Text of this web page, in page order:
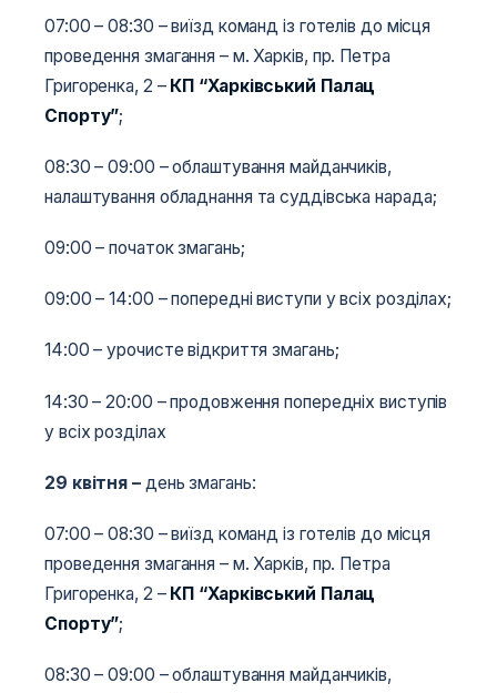
07:00 – 08:30 – виїзд команд із готелів до місця
проведення змагання – м. Харків, пр. Петра
Григоренка, 2 – КП “Харківський Палац
Спорту”;
08:30 – 09:00 – облаштування майданчиків,
налаштування обладнання та суддівська нарада;
09:00 – початок змагань;
09:00 – 14:00 – попередні виступи у всіх розділах;
14:00 – урочисте відкриття змагань;
14:30 – 20:00 – продовження попередніх виступів
у всіх розділах
29 квітня – день змагань:
07:00 – 08:30 – виїзд команд із готелів до місця
проведення змагання – м. Харків, пр. Петра
Григоренка, 2 – КП “Харківський Палац
Спорту”;
08:30 – 09:00 – облаштування майданчиків,